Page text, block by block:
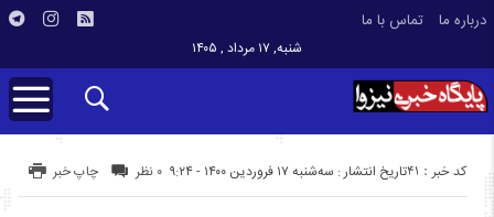
درباره ما تماس با ما
شنبه, ۱۷ مرداد , ۱۴۰۵
تاریخ انتشار : سه‌شنبه ۱۷ فروردین ۱۴۰۰ - ۹:۲۴ کد خبر : 41 چاپ خبر ۰ نظر